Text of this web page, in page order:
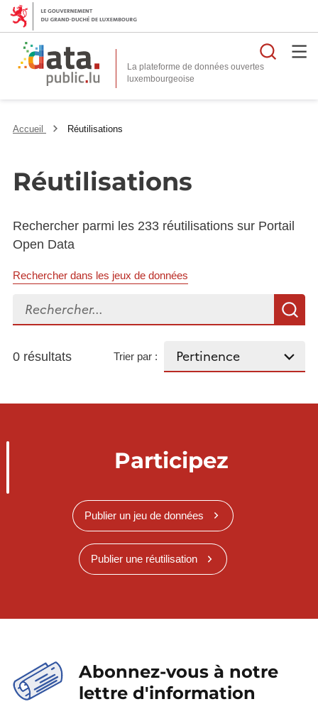
La plateforme de données ouvertes
Accueil Réutilisations
Réutilisations
Rechercher parmi les 233 réutilisations sur Portail
Open Data
Rechercher dans les jeux de données
Rechercher...
0 résultats Trier par :
Participez
Publier un jeu de données
Publier une réutilisation
Abonnez-vous à notre
lettre d'information